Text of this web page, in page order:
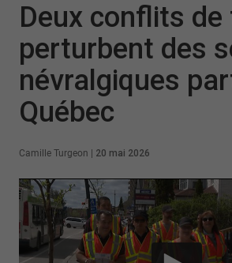
Deux conflits de
perturbent des
névralgiques
Québec
Camille Turgeon 20 mai 2026